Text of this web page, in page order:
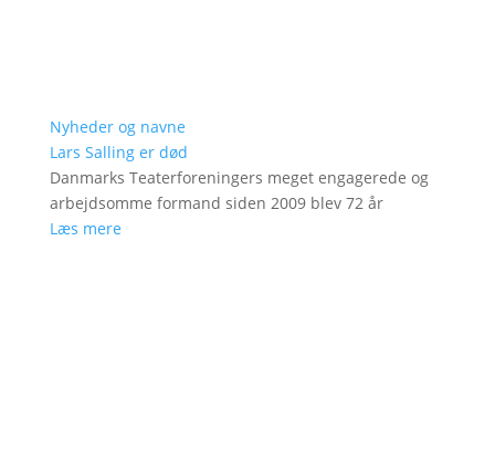
Nyheder og navne
Lars Salling er død
Danmarks Teaterforeningers meget engagerede og
arbejdsomme formand siden 2009 blev 72 år
Læs mere